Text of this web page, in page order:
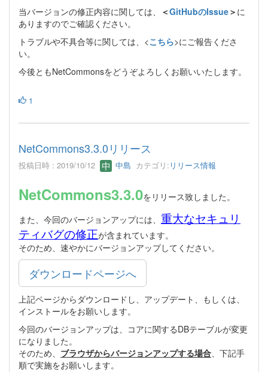
当バージョンの修正内容に関しては、
＜GitHubのIssue＞ に
ありますのでご確認ください。
トラブルや不具合等に関しては、<こちら>にご報告くださ
い。
今後ともNetCommonsをどうぞよろしくお願いいたします。
1
NetCommons3.3.0リリース
投稿日時 : 2019/10/12 中島 カテゴリ: リリース情報
NetCommons3.3.0をリリース致しました。
また、今回のバージョンアップには、 重大なセキュリ
ティバグの修正が含まれています。
そのため、速やかにバージョンアップしてください。
ダウンロードページへ
上記ページからダウンロードし、アップデート、もしくは、
インストールをお願いします。
今回のバージョンアップは、コアに関するDBテーブルが変更
になりました。
そのため、 ブラウザからバージョンアップする場合、下記手
順で実施をお願いします。